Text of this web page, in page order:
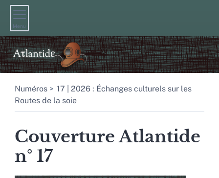
Menu
Numéros
17 | 2026 : Échanges culturels sur les
Routes de la soie
Couverture Atlantide
n° 17